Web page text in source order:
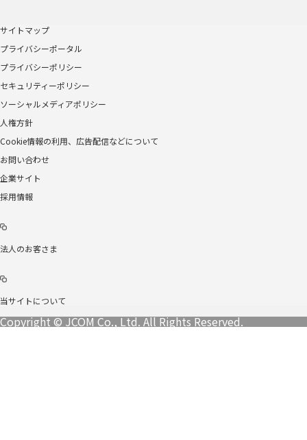
サイトマップ
プライバシーポータル
プライバシーポリシー
セキュリティーポリシー
ソーシャルメディアポリシー
人権方針
Cookie情報の利用、広告配信などについて
お問い合わせ
企業サイト
採用情報
法人のお客さま
当サイトについて
Copyright © JCOM Co., Ltd. All Rights Reserved.